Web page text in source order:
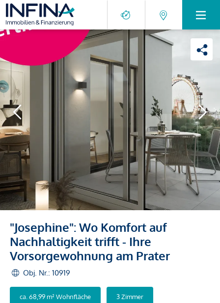
"Josephine": Wo Komfort auf
Nachhaltigkeit trifft - Ihre
Vorsorgewohnung am Prater
Obj. Nr.: 10919
ca. 68,99 m² Wohnfläche 3 Zimmer